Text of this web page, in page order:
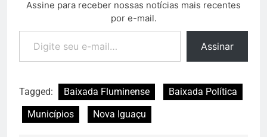
Assine para receber nossas notícias mais recentes
por e-mail.
Assinar
Tagged: Baixada Fluminense
Baixada Política
Municípios
Nova Iguaçu